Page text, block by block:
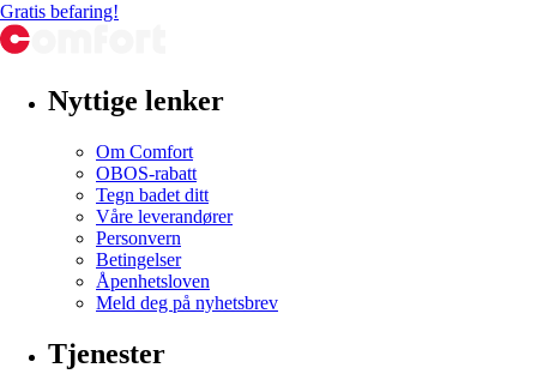
Gratis befaring!
Nyttige lenker
Om Comfort
OBOS-rabatt
Tegn badet ditt
Våre leverandører
Personvern
Betingelser
Åpenhetsloven
Meld deg på nyhetsbrev
Tjenester